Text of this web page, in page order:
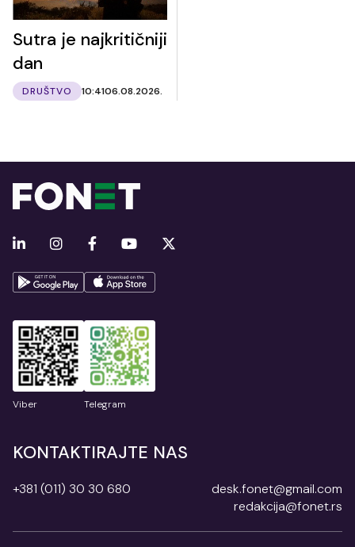
Sutra je najkritičniji
dan
DRUŠTVO 10:4106.08.2026.
Viber Telegram
KONTAKTIRAJTE NAS
+381 (011) 30 30 680
desk.fonet@gmail.com
redakcija@fonet.rs